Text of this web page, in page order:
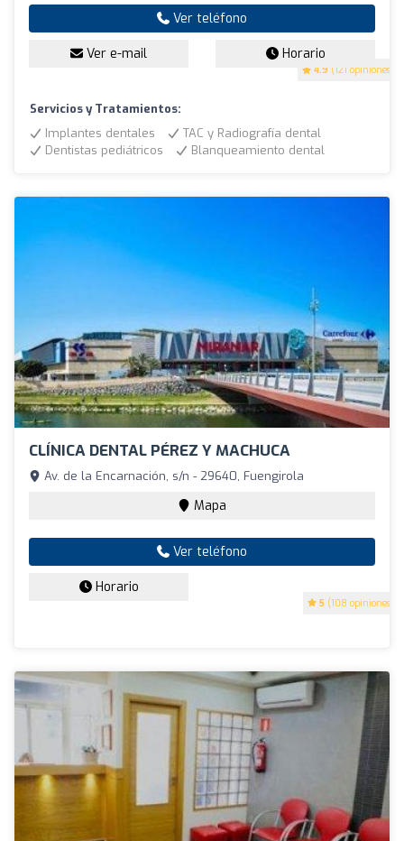
4.9 (121 opiniones)
Ver teléfono
Ver e-mail Horario
Servicios y Tratamientos:
Implantes dentales
TAC y Radiografía dental
Dentistas pediátricos
Blanqueamiento dental
CLÍNICA DENTAL PÉREZ Y MACHUCA
5 (108 opiniones)
Av. de la Encarnación, s/n - 29640, Fuengirola
Mapa
Ver teléfono
Horario